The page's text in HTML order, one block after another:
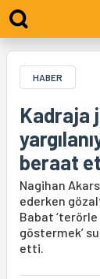
HABER
Kadraja
beraat
Nagihan
ederken
Babat
göstermek’
etti.